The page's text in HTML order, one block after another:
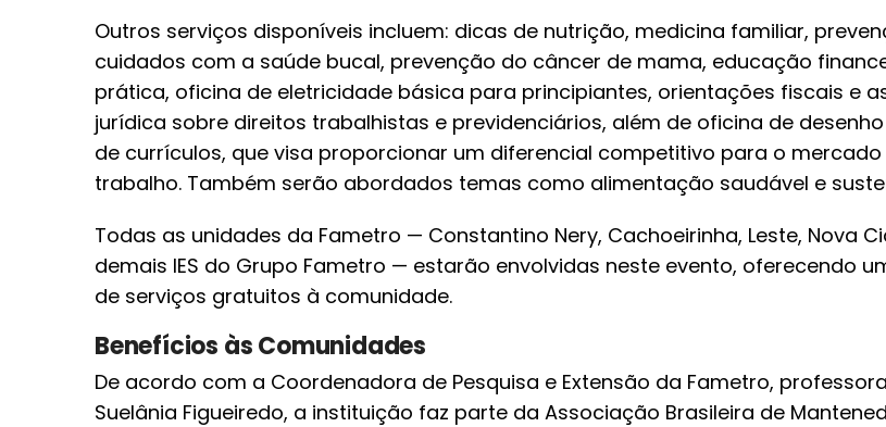
Outros serviços disponíveis incluem: dicas de nutrição, medicina familiar,
cuidados com a saúde bucal, prevenção do câncer de mama, educação
prática, oficina de eletricidade básica para principiantes, orientações fiscais e
jurídica sobre direitos trabalhistas e previdenciários, além de oficina de
de currículos, que visa proporcionar um diferencial competitivo para o mercado
trabalho. Também serão abordados temas como alimentação saudável e
Todas as unidades da Fametro — Constantino Nery, Cachoeirinha, Leste, Nova
demais IES do Grupo Fametro — estarão envolvidas neste evento, oferecendo
de serviços gratuitos à comunidade.
Benefícios às Comunidades
De acordo com a Coordenadora de Pesquisa e Extensão da Fametro, professora
Suelânia Figueiredo, a instituição faz parte da Associação Brasileira de